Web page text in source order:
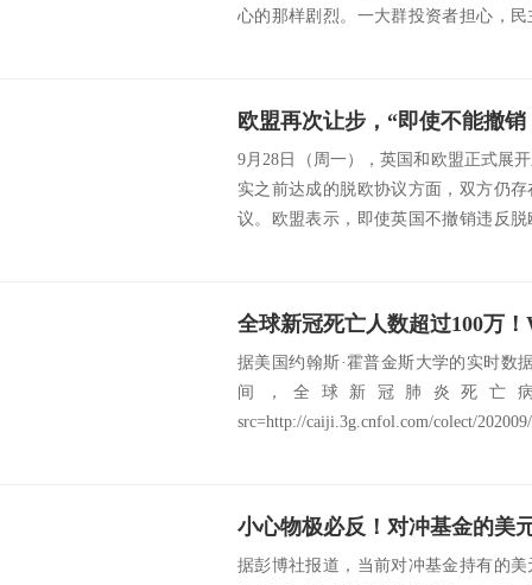
心的那样剧烈。一大群投资者担心，
9月28日（周一），英国和欧盟正式展
实之前达成的脱欧协议方面，双方仍
议。欧盟表示，即使英国不撤销违反
据美国约翰斯·霍普金斯大学的实时数
间，全球新冠肺炎死亡
src=http://caiji.3g.cnfol.com/colect/
据彭博社报道，当前对冲基金持有的